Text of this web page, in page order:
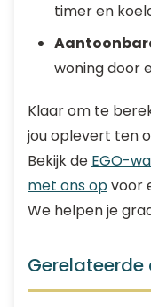
timer en
woning door
Klaar om te
jou oplevert ten
Bekijk de EGO-
met ons opvoor
We helpen je
Gerelateerde